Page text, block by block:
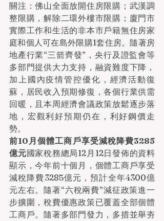
關注：佛山全面放開住房限購；武漢調
整限購，解除二環外樓市限購；廈門市
實際工作和生活的非本市戶籍無住房家
庭和個人可在島外限購1套住房。隨著房
地產行業“三箭齊發”，央行及證監會等
多部門提供大力支持，融資難度下降，
加上國內疫情管控優化，經濟活動復
蘇，居民收入預期修復，各個行業供需
回暖，且本周經濟會議政策放鬆逐步落
地，宏觀利好預期仍在，利好鋼價走
勢。
前10月個體工商戶享受減稅降費3285
億元國家稅務總局12月12日發佈的資料
顯示，今年前十個月，個體工商戶享受
減稅降費3285億元，預計全年4300億
元左右。隨著“六稅兩費”減征政策進一
步擴圍，稅費優惠政策已覆蓋全部個體
工商戶。隨著多部門發力，多措並舉夯